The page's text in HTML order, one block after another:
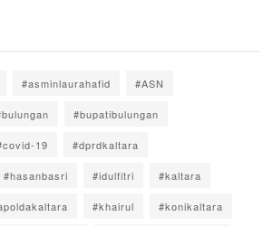
#asminlaurahafid #ASN
#bupatibulungan
19 #dprdkaltara
#hasanbasri #idulfitri #kaltara
#khairul #konikaltara